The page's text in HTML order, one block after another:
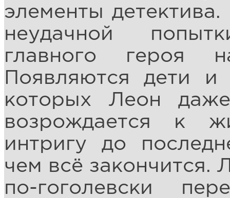
элементы
неудачной
главного героя
Появляются дети
которых Леон
возрождается к
интригу до
чем всё
по-гоголевски